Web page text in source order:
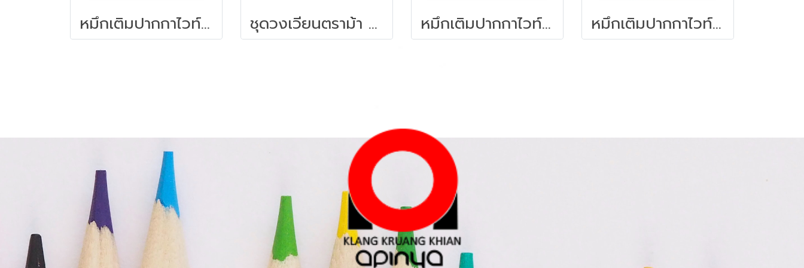
หมึกเติมปากกาไวท์บอร์ด 30 ซีซี. สีน้ำเงิน ไพล็อต ชุดวงเวียนตราม้า H-813 หมึกเติมปากกาไวท์บอร์ด 30 ซีซี. สีแดง ไพล็อต หมึกเติมปากกาไวท์บอร์ด 30 ซีซี. สีดำ ไพล็อต